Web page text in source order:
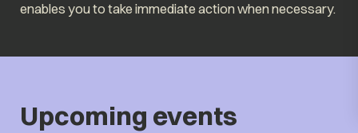
enables you to take immediate action when necessary.
Upcoming events